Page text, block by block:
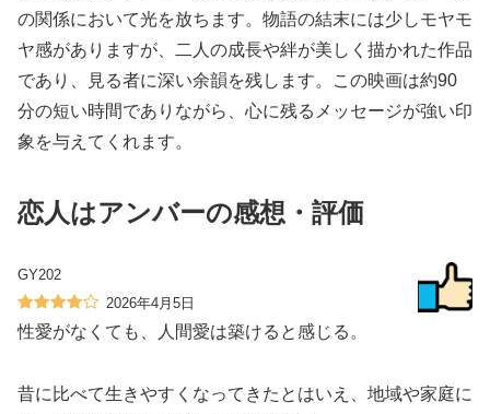
の関係において光を放ちます。物語の結末には少しモヤモ
ヤ感がありますが、二人の成長や絆が美しく描かれた作品
であり、見る者に深い余韻を残します。この映画は約90
分の短い時間でありながら、心に残るメッセージが強い印
象を与えてくれます。
恋人はアンバーの感想・評価
GY202
2026年4月5日
性愛がなくても、人間愛は築けると感じる。
昔に比べて生きやすくなってきたとはいえ、地域や家庭に